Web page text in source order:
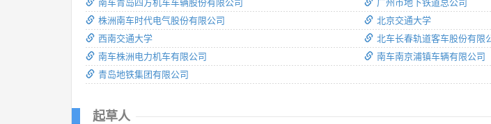
南车青岛四方机车车辆股份有限公司
株洲南车时代电气股份有限公司
西南交通大学
南车株洲电力机车有限公司
青岛地铁集团有限公司
广州市地下铁道总公司
北京交通大学
北车长春轨道客车股份有限
南车南京浦镇车辆有限公司
起草人